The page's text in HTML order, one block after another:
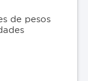
de pesos